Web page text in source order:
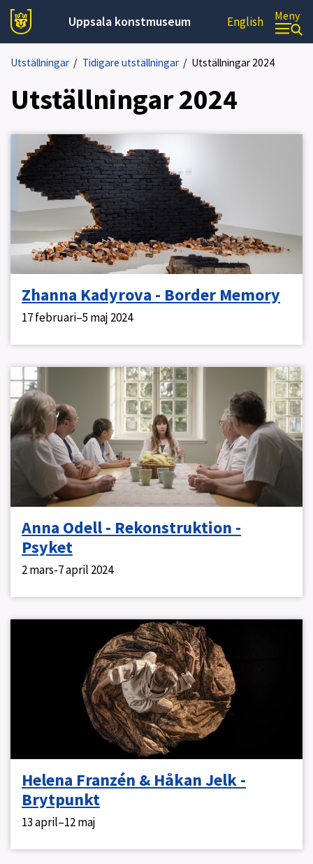
Uppsala konstmuseum English Meny
Utställningar / Tidigare utställningar/ Utställningar 2024
Utställningar 2024
Zhanna Kadyrova - Border Memory
17 februari–5 maj 2024
Anna Odell - Rekonstruktion -
Psyket
2 mars-7 april 2024
Helena Franzén & Håkan Jelk -
Brytpunkt
13 april–12 maj